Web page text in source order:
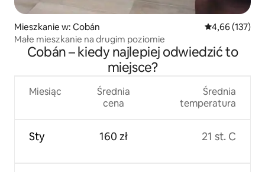
Mieszkanie w: Cobán Średnia
4,66 (137)
Małe mieszkanie na drugim poziomie
Cobán – kiedy najlepiej odwiedzić to
miejsce?
Miesiąc
Sty
Średnia
cena
160 zł
Średnia
temperatura
21 st. C